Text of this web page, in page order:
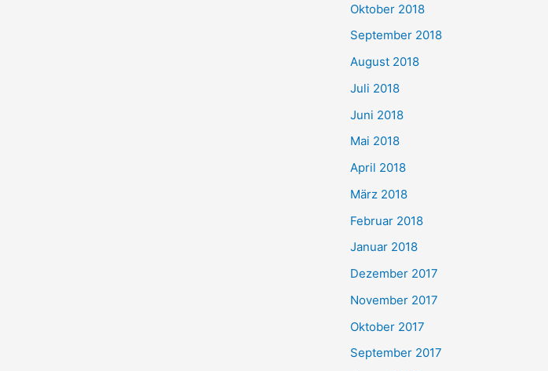
Oktober 2018
September 2018
August 2018
Juli 2018
Juni 2018
Mai 2018
April 2018
März 2018
Februar 2018
Januar 2018
Dezember 2017
November 2017
Oktober 2017
September 2017